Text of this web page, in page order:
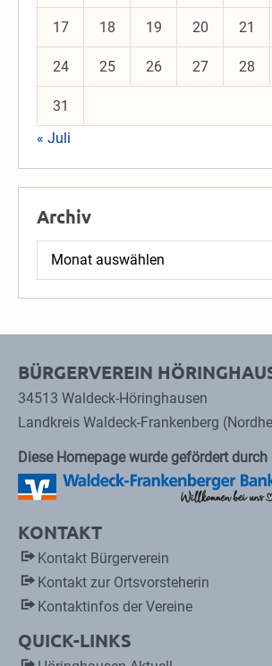
17 18 19 20 21
24 25 26 27 28
31
« Juli
Archiv
Archiv
BÜRGERVEREIN
34513 Waldeck-Höringhausen
Landkreis Waldeck-Frankenberg
Diese Homepage wurde gefördert durch
KONTAKT
Kontakt Bürgerverein
Kontakt zur Ortsvorsteherin
Kontaktinfos der Vereine
QUICK-LINKS